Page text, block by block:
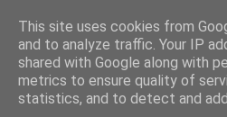
This site uses cookies from
and to analyze traffic. Your IP
shared with Google along with
metrics to ensure quality of
statistics, and to detect and